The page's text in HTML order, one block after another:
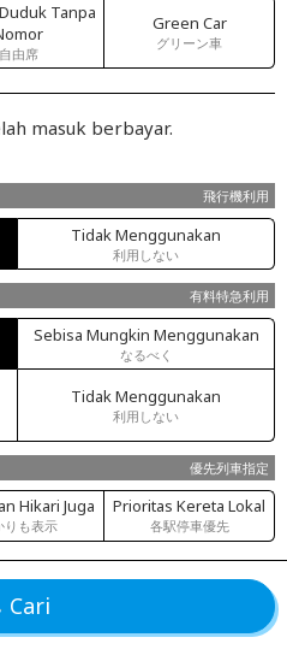
Tanpa
自由席
Green Car
グリーン車
masuk berbayar.
飛行機利用
Tidak Menggunakan
利用しない
有料特急利用
Sebisa Mungkin Menggunakan
なるべく
Tidak Menggunakan
利用しない
優先列車指定
Hikari Juga
りも表示
Prioritas Kereta Lokal
各駅停車優先
Cari